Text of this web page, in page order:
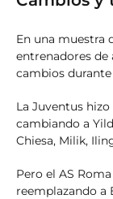
En una muestra
entrenadores
cambios
La Juventus
cambiando a
Chiesa, Milik,
Pero el AS
reemplazando a